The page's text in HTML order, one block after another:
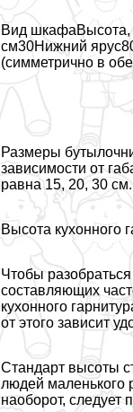
Вид шкафаВысота,
см30Нижний
(симметрично в
Размеры
зависимости от
равна 15, 20, 30 см.
Высота кухонного
Чтобы
составляющих
кухонного
от этого зависит
Стандарт высоты
людей маленького
наоборот, следует